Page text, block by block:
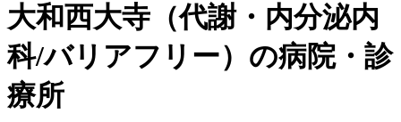
大和西大寺 （代謝・内分泌内
科/バリアフリー） の病院・診
療所